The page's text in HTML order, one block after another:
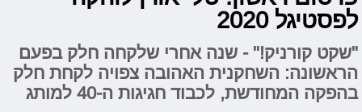
לפסטיגל 2020
"שקט קורניק!" - שנה אחרי שלקחה חלק בפעם
הראשונה: השחקנית האהובה צפויה לקחת חלק
בהפקה המחודשת, לכבוד חגיגות ה-40 למותג